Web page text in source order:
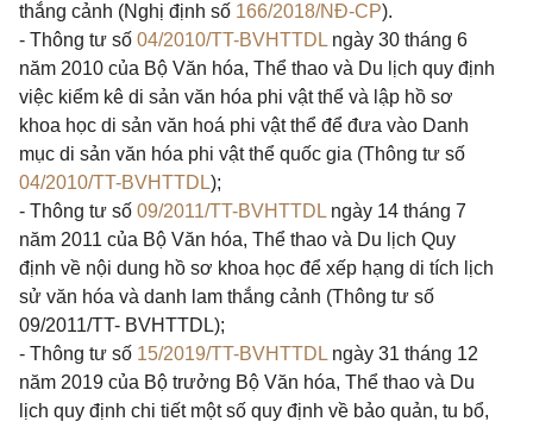
thắng cảnh (Nghị định số 166/2018/NĐ-CP).
- Thông tư số 04/2010/TT-BVHTTDL ngày 30 tháng 6
năm 2010 của Bộ Văn hóa, Thể thao và Du lịch quy định
việc kiểm kê di sản văn hóa phi vật thể và lập hồ sơ
khoa học di sản văn hoá phi vật thể để đưa vào Danh
mục di sản văn hóa phi vật thể quốc gia (Thông tư số
04/2010/TT-BVHTTDL);
- Thông tư số 09/2011/TT-BVHTTDL ngày 14 tháng 7
năm 2011 của Bộ Văn hóa, Thể thao và Du lịch Quy
định về nội dung hồ sơ khoa học để xếp hạng di tích lịch
sử văn hóa và danh lam thắng cảnh (Thông tư số
09/2011/TT- BVHTTDL);
- Thông tư số 15/2019/TT-BVHTTDL ngày 31 tháng 12
năm 2019 của Bộ trưởng Bộ Văn hóa, Thể thao và Du
lịch quy định chi tiết một số quy định về bảo quản, tu bổ,